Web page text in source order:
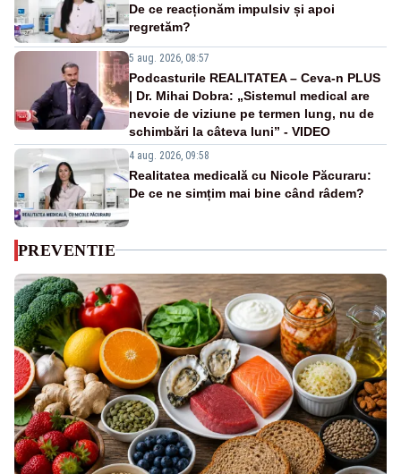
De ce reacționăm impulsiv și apoi
regretăm?
5 aug. 2026, 08:57
Podcasturile REALITATEA – Ceva-n PLUS
| Dr. Mihai Dobra: „Sistemul medical are
nevoie de viziune pe termen lung, nu de
schimbări la câteva luni” - VIDEO
4 aug. 2026, 09:58
Realitatea medicală cu Nicole Păcuraru:
De ce ne simțim mai bine când râdem?
PREVENTIE